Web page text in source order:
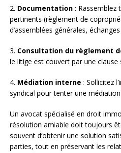
2. Documentation : Rassemblez
pertinents (règlement de
d’assemblées générales,
3. Consultation du règlement
le litige est couvert par une clause
4. Médiation interne : Sollicitez
syndical pour tenter une médiation.
Un avocat spécialisé en droit
résolution amiable doit toujours
souvent d’obtenir une solution
parties, tout en préservant les